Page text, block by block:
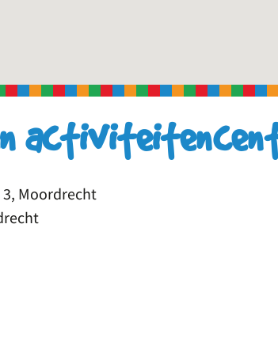
Moordrecht